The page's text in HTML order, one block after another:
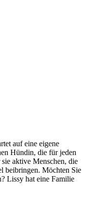
auf eine eigene
Hündin, die für jeden
aktive Menschen, die
beibringen. Möchten Sie
Lissy hat eine Familie